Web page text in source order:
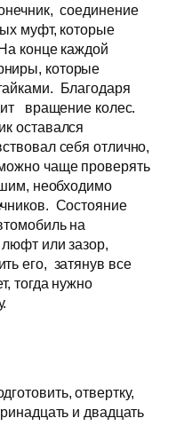
соединение
муфт, которые
конце каждой
которые
Благодаря
вращение колес.
оставался
себя отлично,
чаще проверять
необходимо
Состояние
на
или зазор,
его, затянув все
тогда нужно
отвертку,
и двадцать